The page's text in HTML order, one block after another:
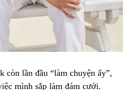
lần đầu “làm chuyện ấy”,
mình sắp làm đám cưới.